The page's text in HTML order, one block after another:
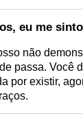
eu me
não
passa. Você
por existir,